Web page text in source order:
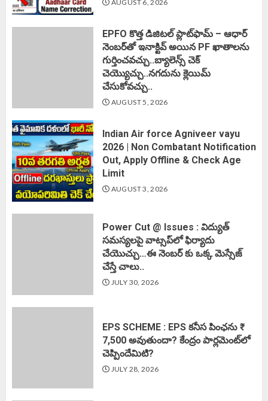
AUGUST 6, 2026
EPFO కొత్త డిజిటల్ ప్లాట్‌ఫామ్‌ – ఆధార్
నెంబర్‌తో ఇనాక్టివ్ అయిన PF ఖాతాలను
గుర్తించవచ్చు..బ్యాలెన్స్ చెక్
చెయ్యొచ్చు..నగదును క్లెయిమ్
చేసుకోవచ్చు..
AUGUST 5, 2026
Indian Air force Agniveer vayu
2026 | Non Combatant Notification
Out, Apply Offline & Check Age
Limit
AUGUST 3, 2026
Power Cut @ Issues : విద్యుత్
సమస్యలపై వాట్సప్‌లో ఫిర్యాదు
చేయొచ్చు…ఈ నెంబర్ కు ఒక్క మెస్సేజ్
చేస్తే చాలు..
JULY 30, 2026
EPS SCHEME : EPS కనీస పింఛను ₹
7,500 అవుతుందా? కేంద్రం పార్లమెంట్‌లో
చెప్పిందేమిటి?
JULY 28, 2026